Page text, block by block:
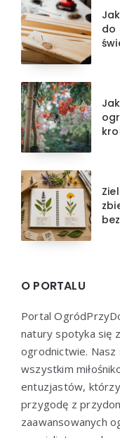
do
O PORTALU
Portal
natury spotyka się
ogrodnictwie.
wszystkim
entuzjastów,
przygodę z
zaawansowanych